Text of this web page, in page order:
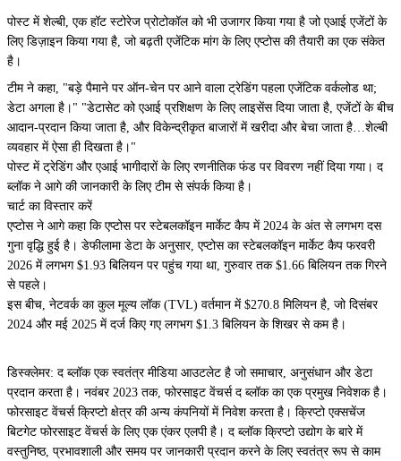
पोस्ट में शेल्बी, एक हॉट स्टोरेज प्रोटोकॉल को भी उजागर किया गया है जो एआई एजेंटों के
लिए डिज़ाइन किया गया है, जो बढ़ती एजेंटिक मांग के लिए एप्टोस की तैयारी का एक संकेत
है।
टीम ने कहा, "बड़े पैमाने पर ऑन-चेन पर आने वाला ट्रेडिंग पहला एजेंटिक वर्कलोड था;
डेटा अगला है।" "डेटासेट को एआई प्रशिक्षण के लिए लाइसेंस दिया जाता है, एजेंटों के बीच
आदान-प्रदान किया जाता है, और विकेन्द्रीकृत बाजारों में खरीदा और बेचा जाता है…शेल्बी
व्यवहार में ऐसा ही दिखता है।"
पोस्ट में ट्रेडिंग और एआई भागीदारों के लिए रणनीतिक फंड पर विवरण नहीं दिया गया। द
ब्लॉक ने आगे की जानकारी के लिए टीम से संपर्क किया है।
चार्ट का विस्तार करें
एप्टोस ने आगे कहा कि एप्टोस पर स्टेबलकॉइन मार्केट कैप में 2024 के अंत से लगभग दस
गुना वृद्धि हुई है। डेफीलामा डेटा के अनुसार, एप्टोस का स्टेबलकॉइन मार्केट कैप फरवरी
2026 में लगभग $1.93 बिलियन पर पहुंच गया था, गुरुवार तक $1.66 बिलियन तक गिरने
से पहले।
इस बीच, नेटवर्क का कुल मूल्य लॉक (TVL) वर्तमान में $270.8 मिलियन है, जो दिसंबर
2024 और मई 2025 में दर्ज किए गए लगभग $1.3 बिलियन के शिखर से कम है।
डिस्क्लेमर: द ब्लॉक एक स्वतंत्र मीडिया आउटलेट है जो समाचार, अनुसंधान और डेटा
प्रदान करता है। नवंबर 2023 तक, फोरसाइट वेंचर्स द ब्लॉक का एक प्रमुख निवेशक है।
फोरसाइट वेंचर्स क्रिप्टो क्षेत्र की अन्य कंपनियों में निवेश करता है। क्रिप्टो एक्सचेंज
बिटगेट फोरसाइट वेंचर्स के लिए एक एंकर एलपी है। द ब्लॉक क्रिप्टो उद्योग के बारे में
वस्तुनिष्ठ, प्रभावशाली और समय पर जानकारी प्रदान करने के लिए स्वतंत्र रूप से काम